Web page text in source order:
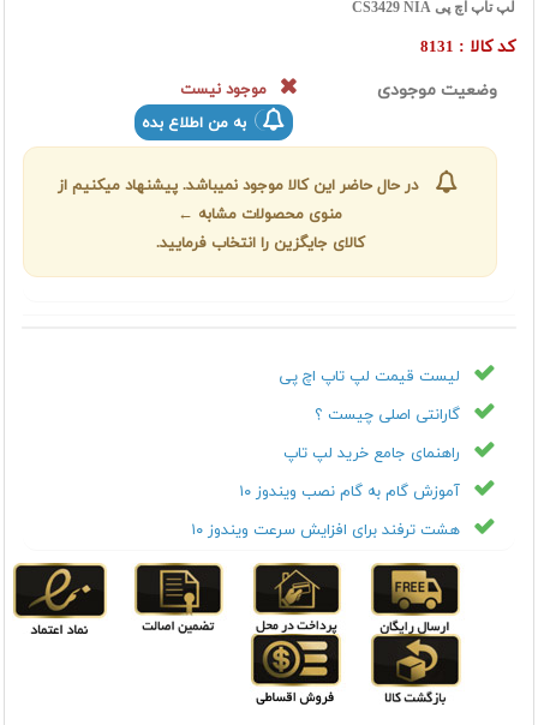
لپ تاپ اچ پی CS3429 NIA
کد کالا : 8131
وضعیت موجودی
موجود نیست
به من اطلاع بده
در حال حاضر این کالا موجود نمیباشد. پیشنهاد میکنیم از
منوی محصولات مشابه ←
کالای جایگزین را انتخاب فرمایید.
لیست قیمت لپ تاپ اچ پی
گارانتی اصلی چیست ؟
راهنمای جامع خرید لپ تاپ
آموزش گام به گام نصب ویندوز ۱۰
هشت ترفند برای افزایش سرعت ویندوز ۱۰